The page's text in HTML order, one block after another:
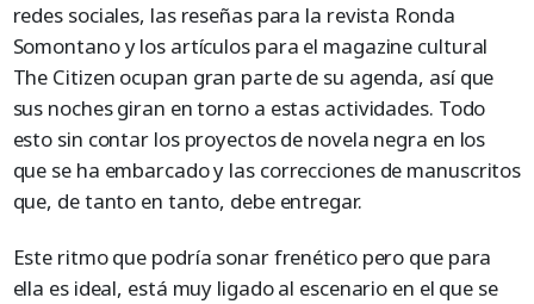
redes sociales, las reseñas para la revista Ronda
Somontano y los artículos para el magazine cultural
The Citizen ocupan gran parte de su agenda, así que
sus noches giran en torno a estas actividades. Todo
esto sin contar los proyectos de novela negra en los
que se ha embarcado y las correcciones de manuscritos
que, de tanto en tanto, debe entregar.
Este ritmo que podría sonar frenético pero que para
ella es ideal, está muy ligado al escenario en el que se